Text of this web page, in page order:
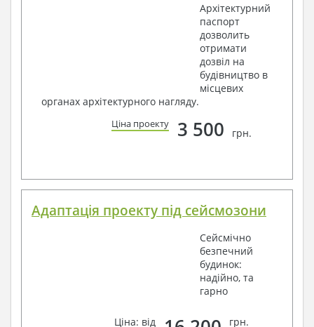
Архітектурний
паспорт
дозволить
отримати
дозвіл на
будівництво в
місцевих
органах архітектурного нагляду.
Ціна проекту 3 500 грн.
Адаптація проекту під сейсмозони
Сейсмічно
безпечний
будинок:
надійно, та
гарно
Ціна: від грн.